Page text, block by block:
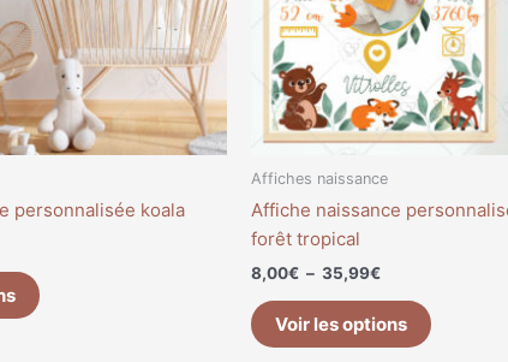
personnalisée koala
être
choisies
sur
la
page
produit
Affiches naissance
Affiche naissance
forêt tropical
8,00€ – 35,99€
Voir les options
être
choisies
sur
la
page
produit